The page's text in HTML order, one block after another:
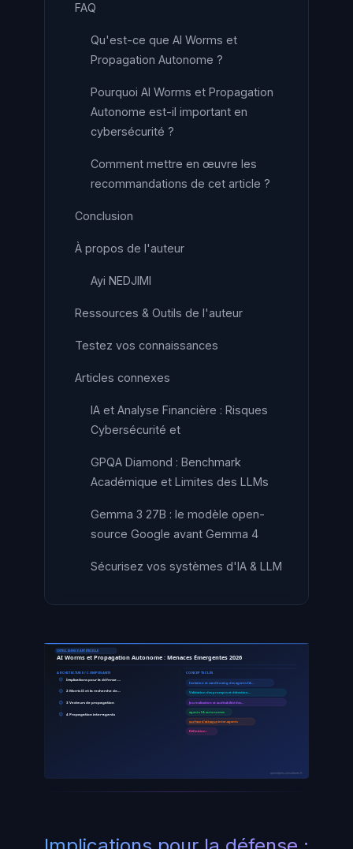
FAQ
Qu'est-ce que AI Worms et
Propagation Autonome ?
Pourquoi AI Worms et Propagation
Autonome est-il important en
cybersécurité ?
Comment mettre en œuvre les
recommandations de cet article ?
Conclusion
À propos de l'auteur
Ayi NEDJIMI
Ressources & Outils de l'auteur
Testez vos connaissances
Articles connexes
IA et Analyse Financière : Risques
Cybersécurité et
GPQA Diamond : Benchmark
Académique et Limites des LLMs
Gemma 3 27B : le modèle open-
source Google avant Gemma 4
Sécurisez vos systèmes d'IA & LLM
INTELLIGENCE ARTIFICIELLE
AI Worms et Propagation Autonome : Menaces Émergentes 2026
ARCHITECTURE / COMPOSANTS
Implications pour la défense …
2 Morris II et la recherche de…
3 Vecteurs de propagation
4 Propagation inter-agents
CONCEPTS CLÉS
Isolation et sandboxing des agents IA…
Validation des prompts et détection…
Journalisation et auditabilité des…
agents IA autonomes
surface d'attaqueinter-agents
Définition :
ayinedjimi-consultants.fr